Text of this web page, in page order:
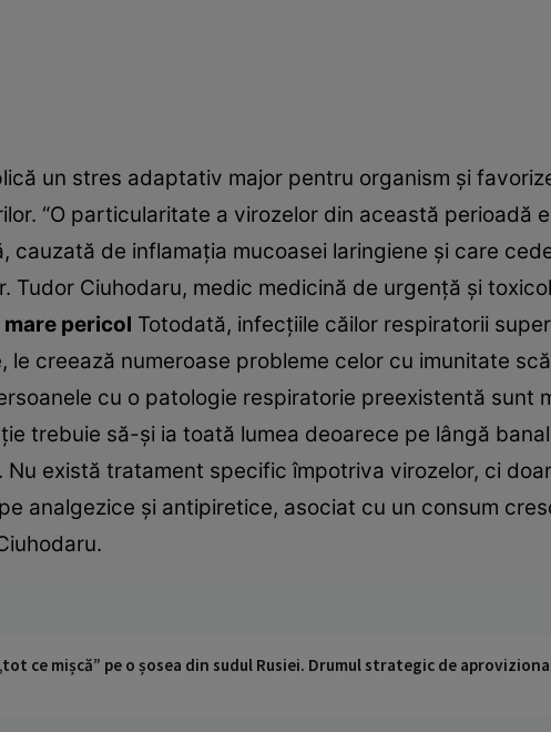
un stres adaptativ major pentru organism şi
“O particularitate a virozelor din această perioadă
cauzată de inflamaţia mucoasei laringiene şi care
Tudor Ciuhodaru, medic medicină de urgenţă şi
pericol Totodată, infecţiile căilor respiratorii
le creează numeroase probleme celor cu imunitate
cu o patologie respiratorie preexistentă sunt
trebuie să-şi ia toată lumea deoarece pe lângă
există tratament specific împotriva virozelor, ci
analgezice şi antipiretice, asociat cu un consum
ce mișcă” pe o șosea din sudul Rusiei. Drumul strategic de